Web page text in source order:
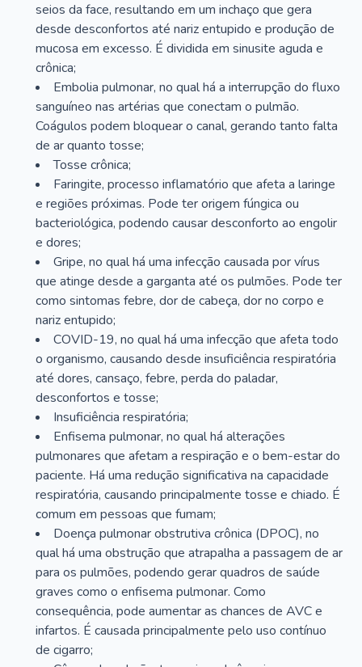
seios da face, resultando em um inchaço que gera
desde desconfortos até nariz entupido e produção de
mucosa em excesso. É dividida em sinusite aguda e
crônica;
Embolia pulmonar, no qual há a interrupção do fluxo
sanguíneo nas artérias que conectam o pulmão.
Coágulos podem bloquear o canal, gerando tanto falta
de ar quanto tosse;
Tosse crônica;
Faringite, processo inflamatório que afeta a laringe
e regiões próximas. Pode ter origem fúngica ou
bacteriológica, podendo causar desconforto ao engolir
e dores;
Gripe, no qual há uma infecção causada por vírus
que atinge desde a garganta até os pulmões. Pode ter
como sintomas febre, dor de cabeça, dor no corpo e
nariz entupido;
COVID-19, no qual há uma infecção que afeta todo
o organismo, causando desde insuficiência respiratória
até dores, cansaço, febre, perda do paladar,
desconfortos e tosse;
Insuficiência respiratória;
Enfisema pulmonar, no qual há alterações
pulmonares que afetam a respiração e o bem-estar do
paciente. Há uma redução significativa na capacidade
respiratória, causando principalmente tosse e chiado. É
comum em pessoas que fumam;
Doença pulmonar obstrutiva crônica (DPOC), no
qual há uma obstrução que atrapalha a passagem de ar
para os pulmões, podendo gerar quadros de saúde
graves como o enfisema pulmonar. Como
consequência, pode aumentar as chances de AVC e
infartos. É causada principalmente pelo uso contínuo
de cigarro;